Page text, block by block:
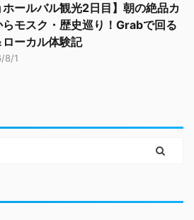
ホールバル観光2日目】朝の絶品カ
らモスク・歴史巡り！Grabで回る
ーカル体験記
8/1